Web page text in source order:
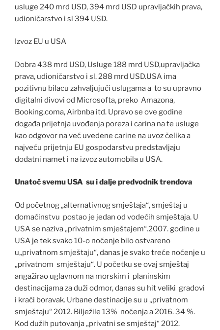
usluge 240 mrd USD, 394 mrd USD upravljačkih prava,
udioničarstvo i sl 394 USD.
Izvoz EU u USA
Dobra 438 mrd USD, Usluge 188 mrd USD,upravljačka
prava, udioničarstvo i sl. 288 mrd USD.USA ima
pozitivnu bilacu zahvaljujući uslugama a to su upravno
digitalni divovi od Microsofta, preko Amazona,
Booking.coma, Airbnba itd. Upravo se ove godine
događa prijetnja uvođenja poreza i carina na te usluge
kao odgovor na već uvedene carine na uvoz čelika a
najveću prijetnju EU gospodarstvu predstavljaju
dodatni namet i na izvoz automobila u USA.
Unatoč svemu USA su i dalje predvodnik trendova
Od početnog „alternativnog smještaja“, smještaj u
domaćinstvu postao je jedan od vodećih smještaja. U
USA se naziva „privatnim smještajem“.2007. godine u
USA je tek svako 10-o noćenje bilo ostvareno
u„privatnom smještaju“, danas je svako treće noćenje u
„privatnom smještaju“. U početku se ovaj smještaj
angažirao uglavnom na morskim i planinskim
destinacijama za duži odmor, danas su hit veliki gradovi
i kraći boravak. Urbane destinacije su u „privatnom
smještaju“ 2012. Bilježile 13% noćenja a 2016. 34 %.
Kod dužih putovanja „privatni se smještaj“ 2012.